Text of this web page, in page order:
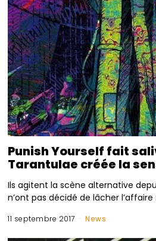
Punish Yourself fait
Tarantulae créée la
Ils agitent la scène alternative
n’ont pas décidé de lâcher l’affaire
11 septembre 2017 News